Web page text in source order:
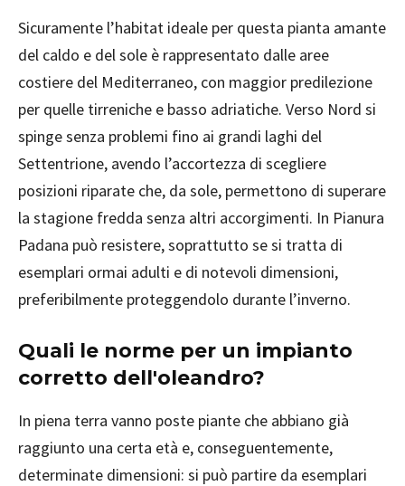
Sicuramente l’habitat ideale per questa pianta amante
del caldo e del sole è rappresentato dalle aree
costiere del Mediterraneo, con maggior predilezione
per quelle tirreniche e basso adriatiche. Verso Nord si
spinge senza problemi fino ai grandi laghi del
Settentrione, avendo l’accortezza di scegliere
posizioni riparate che, da sole, permettono di superare
la stagione fredda senza altri accorgimenti. In Pianura
Padana può resistere, soprattutto se si tratta di
esemplari ormai adulti e di notevoli dimensioni,
preferibilmente proteggendolo durante l’inverno.
Quali le norme per un impianto
corretto dell'oleandro?
In piena terra vanno poste piante che abbiano già
raggiunto una certa età e, conseguentemente,
determinate dimensioni: si può partire da esemplari